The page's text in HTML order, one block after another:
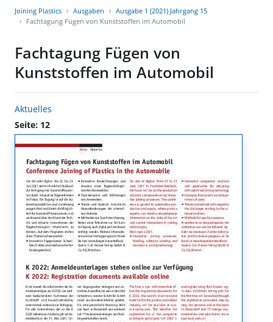
Joining Plastics Ausgaben
Ausgabe 1 (2021) Jahrgang 15
Fachtagung Fügen von Kunststoffen im Automobil
Fachtagung Fügen von
Kunststoffen im Automobil
Aktuelles
Seite: 12